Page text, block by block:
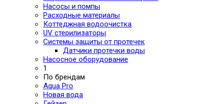
Насосы и помпы
Расходные материалы
Коттеджная водоочистка
UV стерилизаторы
Системы защиты от протечек
Датчики протечки воды
Насосное оборудование
1
По брендам
Aqua Pro
Новая вода